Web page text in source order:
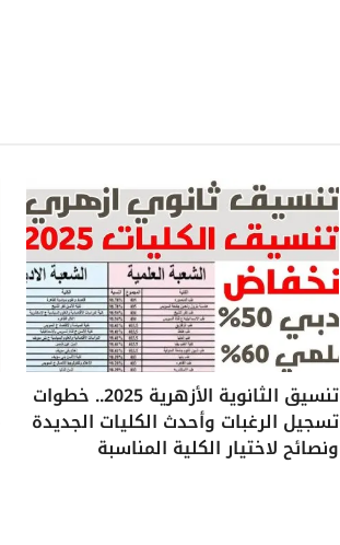
تنسيق الثانوية الأزهرية 2025.. خطوات
تسجيل الرغبات وأحدث الكليات الجديدة
ونصائح لاختيار الكلية المناسبة